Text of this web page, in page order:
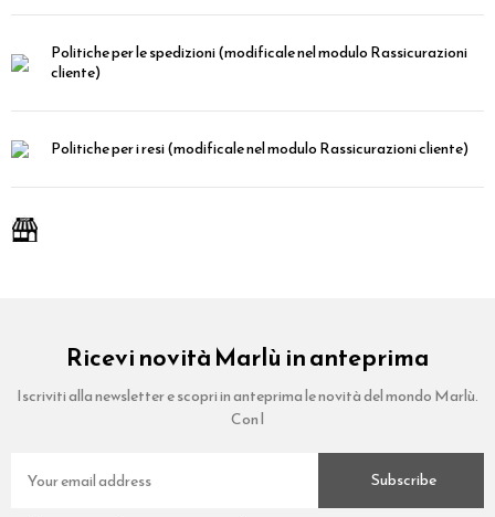
Politiche per le spedizioni(modificale nel modulo Rassicurazioni
cliente)
Politiche per i resi(modificale nel modulo Rassicurazioni cliente)
Ricevi novità Marlù in anteprima
Iscriviti alla newsletter e scopri in anteprima le novità del mondo Marlù.
Con l
Subscribe